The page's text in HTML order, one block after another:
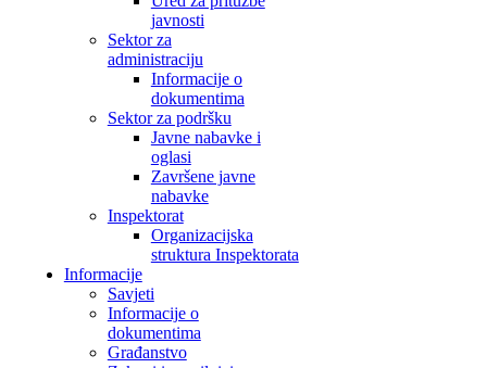
javnosti
Sektor za
administraciju
Informacije o
dokumentima
Sektor za podršku
Javne nabavke i
oglasi
Završene javne
nabavke
Inspektorat
Organizacijska
struktura Inspektorata
Informacije
Savjeti
Informacije o
dokumentima
Građanstvo